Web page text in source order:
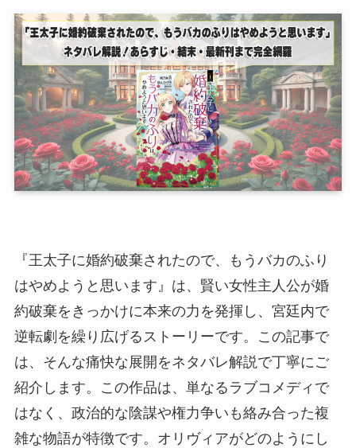
『王太子に婚約破棄されたので、もうバカのふり
はやめようと思います』は、賢い女性主人公が婚
約破棄をきっかけに本来の力を発揮し、宮廷内で
逆転劇を繰り広げるストーリーです。この記事で
は、そんな痛快な展開をネタバレ解説で丁寧にご
紹介します。この作品は、単なるラブコメディで
はなく、政治的な陰謀や権力争いも絡み合った複
雑な物語が特徴です。オリヴィアがどのようにし